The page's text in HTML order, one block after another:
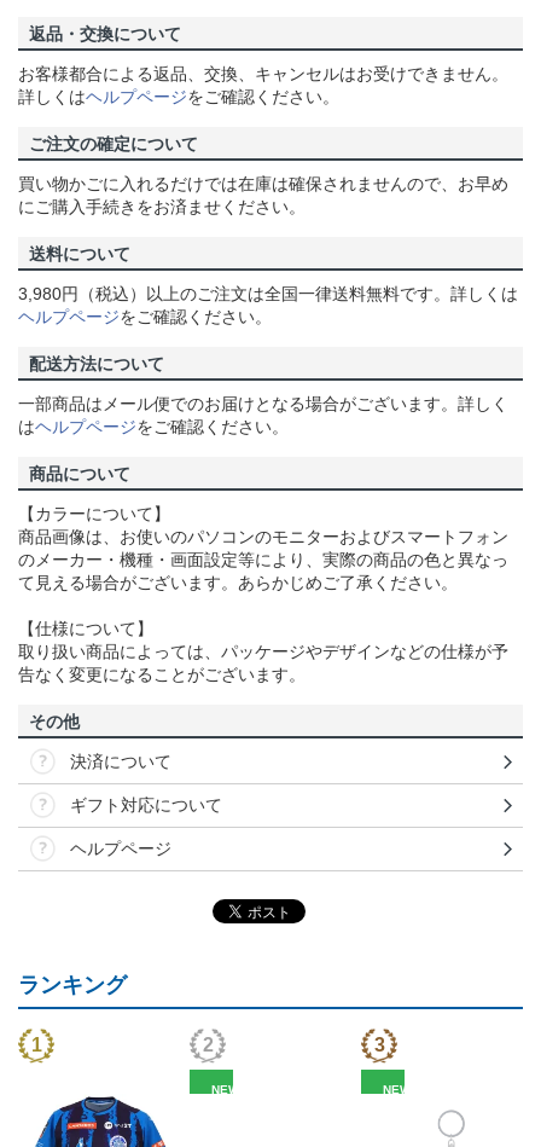
返品・交換について
お客様都合による返品、交換、キャンセルはお受けできません。
詳しくはヘルプページをご確認ください。
ご注文の確定について
買い物かごに入れるだけでは在庫は確保されませんので、お早め
にご購入手続きをお済ませください。
送料について
3,980円（税込）以上のご注文は全国一律送料無料です。詳しくは
ヘルプページをご確認ください。
配送方法について
一部商品はメール便でのお届けとなる場合がございます。詳しく
はヘルプページをご確認ください。
商品について
【カラーについて】
商品画像は、お使いのパソコンのモニターおよびスマートフォン
のメーカー・機種・画面設定等により、実際の商品の色と異なっ
て見える場合がございます。あらかじめご了承ください。
【仕様について】
取り扱い商品によっては、パッケージやデザインなどの仕様が予
告なく変更になることがございます。
その他
決済について
ギフト対応について
ヘルプページ
ランキング
NEW NEW